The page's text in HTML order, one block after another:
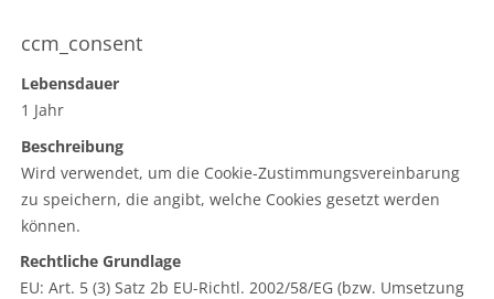
ccm_consent
Lebensdauer
1 Jahr
Beschreibung
Wird verwendet, um die Cookie-Zustimmungsvereinbarung
zu speichern, die angibt, welche Cookies gesetzt werden
können.
Rechtliche Grundlage
EU: Art. 5 (3) Satz 2b EU-Richtl. 2002/58/EG (bzw. Umsetzung